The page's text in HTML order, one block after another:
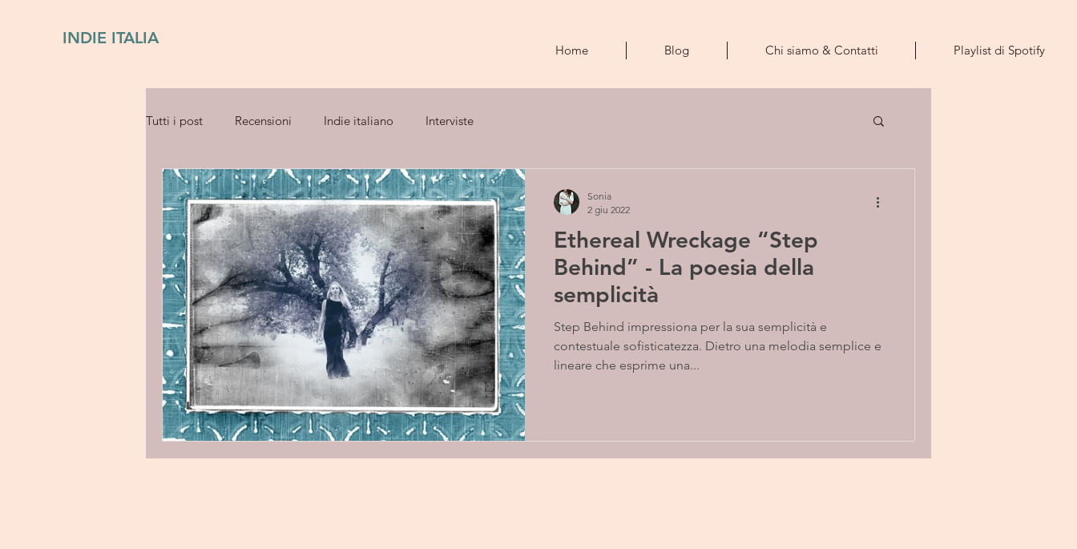
INDIE ITALIA
Home Blog Chi siamo & Contatti Playlist di Spotify
Tutti i post Recensioni Indie italiano Interviste
Ethereal Wreckage “Step
Behind” - La poesia della
semplicità
Step Behind impressiona per la sua semplicità e
contestuale sofisticatezza. Dietro una melodia semplice e
lineare che esprime una...
Sonia
2 giu 2022